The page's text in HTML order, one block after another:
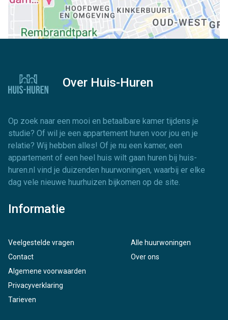
Over Huis-Huren
Op zoek naar een mooi en betaalbare kamer tijdens je
studie? Of wil je een appartement huren voor jou en je
relatie? Wij hebben alles! Of je nu een kamer, een
appartement of een heel huis wilt gaan huren bij huis-
huren.nl vind je duizenden huurwoningen, waarbij er elke
dag vele nieuwe huurhuizen bijkomen op de site.
Informatie
Veelgestelde vragen
Contact
Algemene voorwaarden
Privacyverklaring
Tarieven
Alle huurwoningen
Over ons